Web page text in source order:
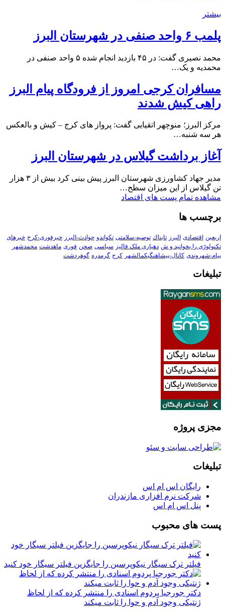
بیشتر
پلمب ۶ واحد صنفی در شهرستان البرز
محمد نصیری گفت: در ۴۵ بازدید انجام شده ۵ واحد صنفی در
محمدیه و یک…
مسافران کرجی امروز از فرودگاه پیام البرز
راهی کیش شدند
مرکز البرز؛ منوچهر اتقیایی گفت: پرواز های کرج – کیش و بالعکس
هر سه شنبه…
آغاز برداشت گیلاس در شهرستان البرز
مدیر جهاد کشاورزی شهرستان البرز پیش بینی کرد بیش از ۳ هزار
تن گیلاس از این میزان سطح…
مشاهده تمام پست های اقتصاد
برچسب ها
اربعین اقتصادی البرز تابناك توصیه-سلامتی تکواندو حوادث-البرز خبرفوری-کرج خبرهای
تکنولوڑی را بخوانید و ش دهیاری ملک فالیز سیاسی صحن فوری ماهدشت محمدشهر
پیام-شهروندی کانال-پیشاهنگیکمالشهر کرج گرمدره گوهردشت
تبلیغات
مجزی پروژه
تبلیغات
رایگان اس ام اس
شرکت نرم افزاری مازندران
پنل اس ام اس
پست های محبوب
فیلتر ترک سیگار نیکوپرسین را جایگزین فیلتر سیگار خود کنید
دکتر جورجیا پردوم اسنادی را منتشر کرده که از لحاظ
ژنتیکی وجود آدم و حوا را ثابت میکند